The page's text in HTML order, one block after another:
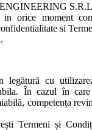
orice moment
si
legătură cu
În cazul în
competența
Termeni și